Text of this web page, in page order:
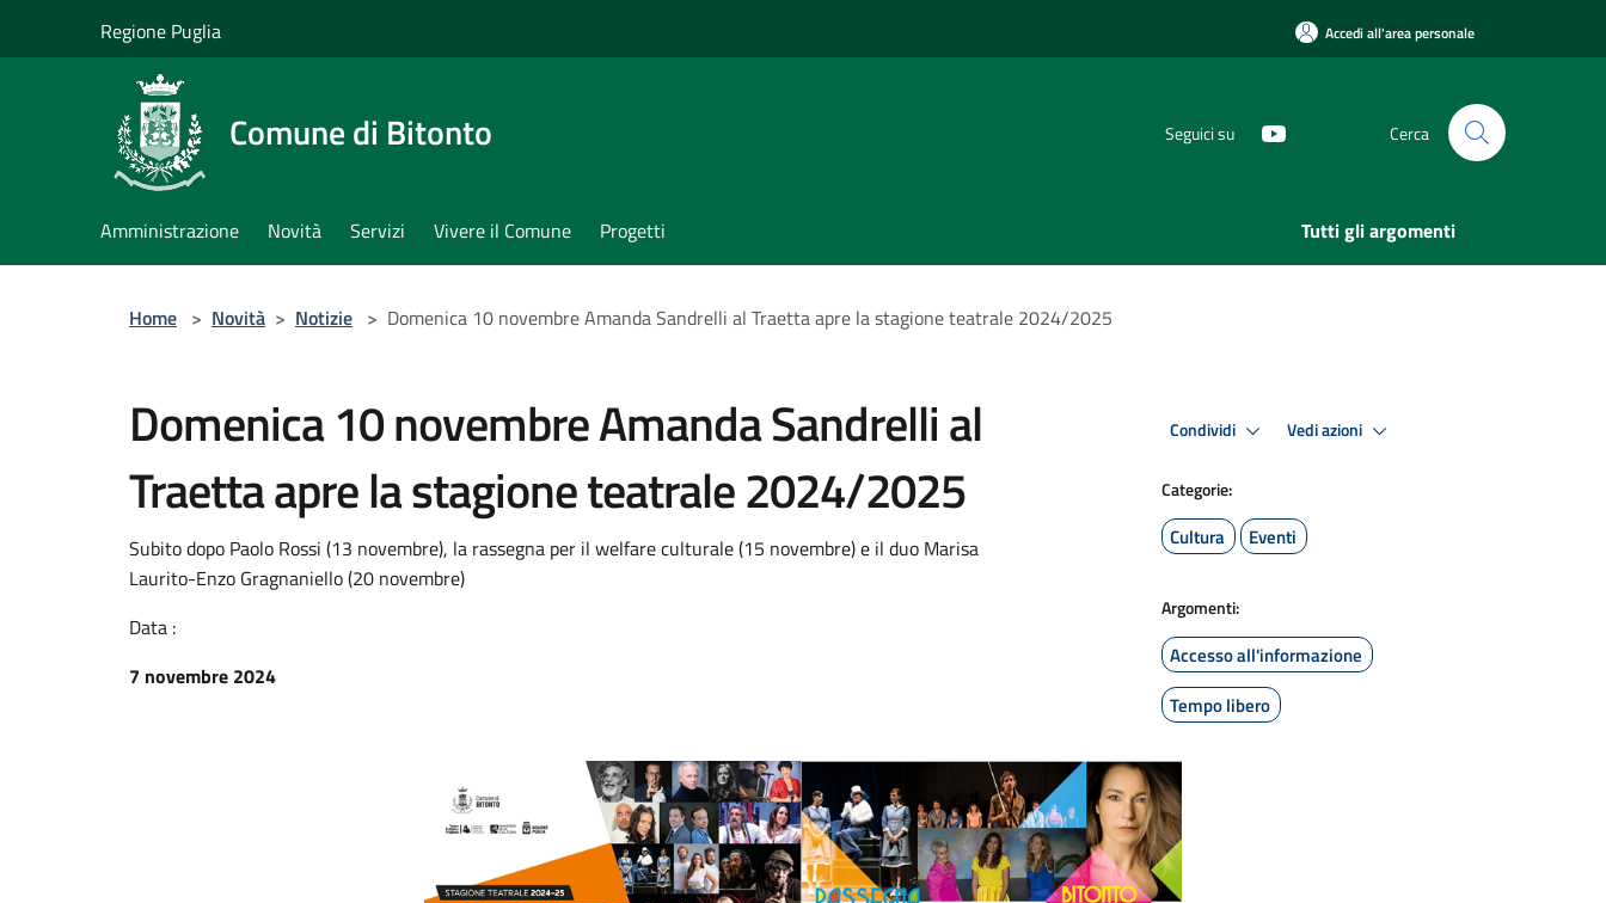
Regione Puglia Accedi all'area personale
Comune di Bitonto Seguici su Cerca
Amministrazione Novità Servizi Vivere il Comune Progetti Tutti gli argomenti
Home > Novità > Notizie > Domenica 10 novembre Amanda Sandrelli al Traetta apre la stagione teatrale 2024/2025
Domenica 10 novembre Amanda Sandrelli al
Traetta apre la stagione teatrale 2024/2025
Subito dopo Paolo Rossi (13 novembre), la rassegna per il welfare culturale (15 novembre) e il duo Marisa
Laurito-Enzo Gragnaniello (20 novembre)
Data :
7 novembre 2024
Condividi Vedi azioni
Categorie:
Cultura Eventi
Argomenti:
Accesso all'informazione
Tempo libero